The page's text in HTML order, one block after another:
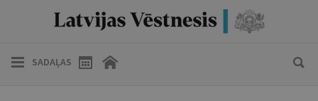
SADAĻAS